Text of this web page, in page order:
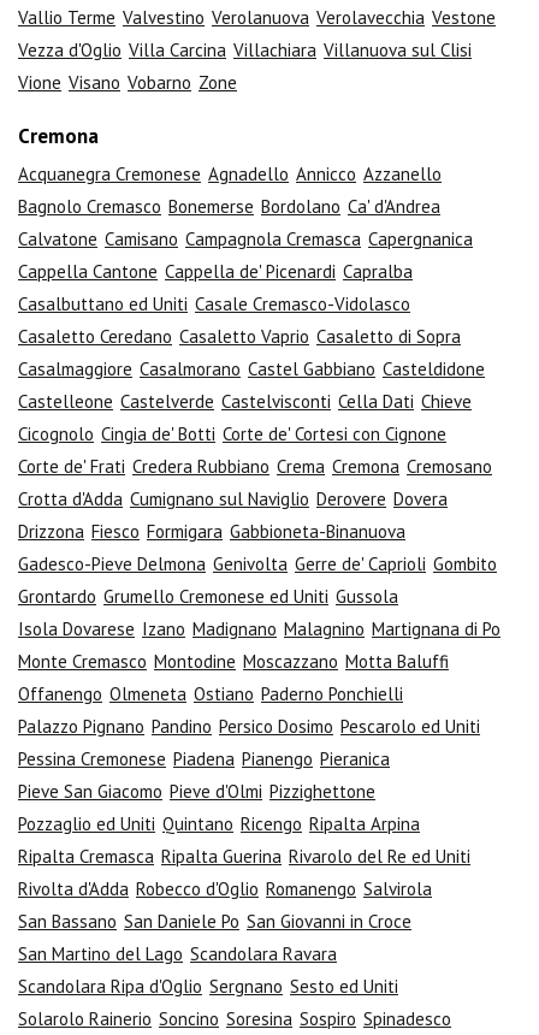
Vallio Terme Valvestino Verolanuova Verolavecchia Vestone
Vezza d'Oglio Villa Carcina Villachiara Villanuova sul Clisi
Vione Visano Vobarno Zone
Cremona
Acquanegra Cremonese Agnadello Annicco Azzanello
Bagnolo Cremasco Bonemerse Bordolano Ca' d'Andrea
Calvatone Camisano Campagnola Cremasca Capergnanica
Cappella Cantone Cappella de' Picenardi Capralba
Casalbuttano ed Uniti Casale Cremasco-Vidolasco
Casaletto Ceredano Casaletto Vaprio Casaletto di Sopra
Casalmaggiore Casalmorano Castel Gabbiano Casteldidone
Castelleone Castelverde Castelvisconti Cella Dati Chieve
Cicognolo Cingia de' Botti Corte de' Cortesi con Cignone
Corte de' Frati Credera Rubbiano Crema Cremona Cremosano
Crotta d'Adda Cumignano sul Naviglio Derovere Dovera
Drizzona Fiesco Formigara Gabbioneta-Binanuova
Gadesco-Pieve Delmona Genivolta Gerre de' Caprioli Gombito
Grontardo Grumello Cremonese ed Uniti Gussola
Isola Dovarese Izano Madignano Malagnino Martignana di Po
Monte Cremasco Montodine Moscazzano Motta Baluffi
Offanengo Olmeneta Ostiano Paderno Ponchielli
Palazzo Pignano Pandino Persico Dosimo Pescarolo ed Uniti
Pessina Cremonese Piadena Pianengo Pieranica
Pieve San Giacomo Pieve d'Olmi Pizzighettone
Pozzaglio ed Uniti Quintano Ricengo Ripalta Arpina
Ripalta Cremasca Ripalta Guerina Rivarolo del Re ed Uniti
Rivolta d'Adda Robecco d'Oglio Romanengo Salvirola
San Bassano San Daniele Po San Giovanni in Croce
San Martino del Lago Scandolara Ravara
Scandolara Ripa d'Oglio Sergnano Sesto ed Uniti
Solarolo Rainerio Soncino Soresina Sospiro Spinadesco